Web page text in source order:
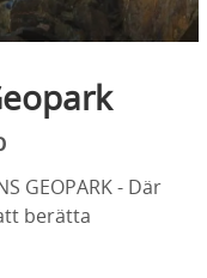
GEOPARK - Där
berätta